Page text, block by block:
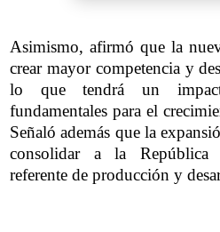
Asimismo, afirmó que la
crear mayor competencia y
lo que tendrá un
fundamentales para el
Señaló además que la
consolidar a la República
referente de producción y